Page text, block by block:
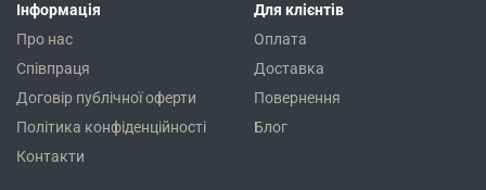
Інформація
Про нас
Співпраця
Договір публічної оферти
Політика конфіденційності
Контакти
Для клієнтів
Оплата
Доставка
Повернення
Блог